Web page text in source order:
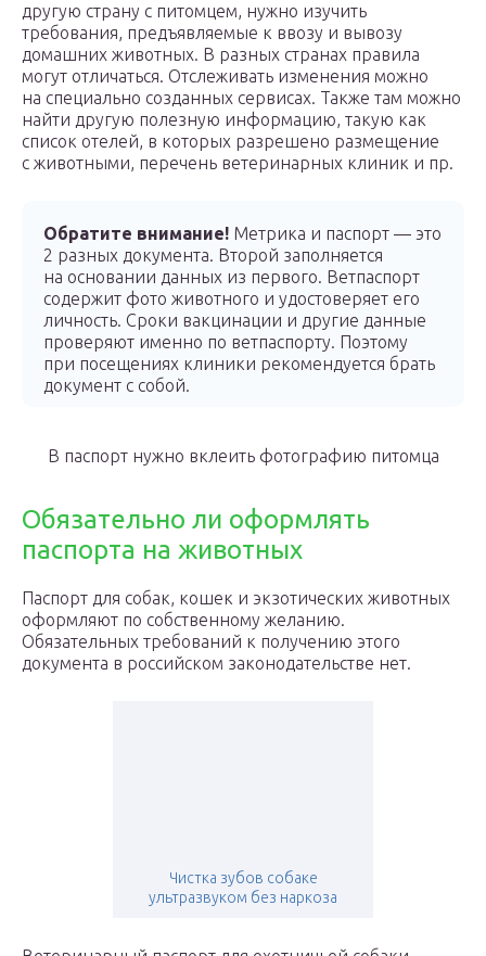
другую страну с питомцем, нужно изучить
требования, предъявляемые к ввозу и вывозу
домашних животных. В разных странах правила
могут отличаться. Отслеживать изменения можно
на специально созданных сервисах. Также там можно
найти другую полезную информацию, такую как
список отелей, в которых разрешено размещение
с животными, перечень ветеринарных клиник и пр.
Обратите внимание! Метрика и паспорт — это
2 разных документа. Второй заполняется
на основании данных из первого. Ветпаспорт
содержит фото животного и удостоверяет его
личность. Сроки вакцинации и другие данные
проверяют именно по ветпаспорту. Поэтому
при посещениях клиники рекомендуется брать
документ с собой.
В паспорт нужно вклеить фотографию питомца
Обязательно ли оформлять
паспорта на животных
Паспорт для собак, кошек и экзотических животных
оформляют по собственному желанию.
Обязательных требований к получению этого
документа в российском законодательстве нет.
Чистка зубов собаке
ультразвуком без наркоза